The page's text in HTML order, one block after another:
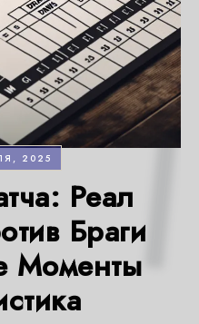
2025
Реал
Браги
Моменты